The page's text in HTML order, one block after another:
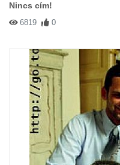
Nincs cím!
6819 0